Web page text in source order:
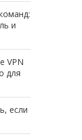
и
VPN
для
если